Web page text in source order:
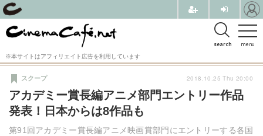
menu
search
※本サイトはアフィリエイト広告を利用しています
アカデミー賞長編アニメ部門エントリー作品
発表！日本からは8作品も
第91回アカデミー賞長編アニメ映画賞部門にエントリーする各国
スクープ 2018.10.25 Thu 20:00